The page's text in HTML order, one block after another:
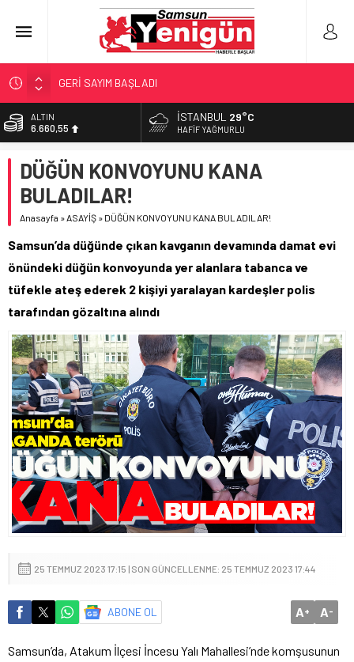
GERİ SAYIM BAŞLADI
SAMSUNSPOR’DA HEDEF 5’İNCİLİK!
‘BAFRA’YA YATIRIM YAPIN!’
YÖNETİCİ SEÇERKEN YAPILAN EN BÜYÜK HATALAR
ALTIN
6.660,55
13.779,39
DOLAR
47,7111
55,1881
İSTANBUL 29°C
HAFIF YAĞMURLU
DÜĞÜN KONVOYUNU KANA
BULADILAR!
Anasayfa »ASAYİŞ » DÜĞÜN KONVOYUNU KANA BULADILAR!
Samsun’da düğünde çıkan kavganın devamında damat evi
önündeki düğün konvoyunda yer alanlara tabanca ve
tüfekle ateş ederek 2 kişiyi yaralayan kardeşler polis
tarafından gözaltına alındı
25 TEMMUZ 2023 17:15 | SON GÜNCELLENME: 25 TEMMUZ 2023 17:44
ABONE OL A+ A-
Samsun’da, Atakum İlçesi İncesu Yalı Mahallesi’nde komşusunun